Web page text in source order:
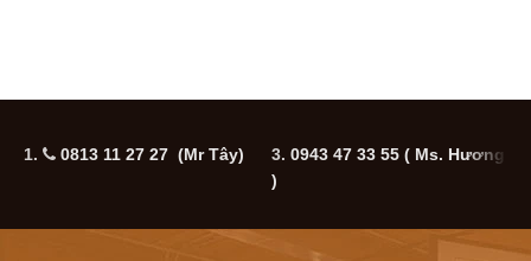
1. 0813 11 27 27 (Mr Tây) 3. 0943 47 33 55 ( Ms. Hương
)